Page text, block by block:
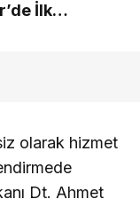
İlk…
olarak hizmet
Dt. Ahmet